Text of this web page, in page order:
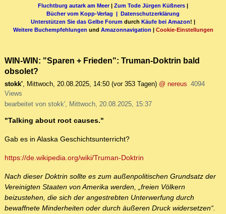
Fluchtburg autark am Meer| Zum Tode Jürgen Küßners |
Bücher vom Kopp-Verlag | Datenschutzerklärung
Unterstützen Sie das Gelbe Forum durch Käufe bei Amazon! |
Weitere Buchempfehlungen und Amazonnavigation | Cookie-Einstellungen
WIN-WIN: "Sparen + Frieden": Truman-Doktrin bald
obsolet?
stokk', Mittwoch, 20.08.2025, 14:50 (vor 353 Tagen) @ nereus 4094
Views
bearbeitet von stokk', Mittwoch, 20.08.2025, 15:37
"Talking about root causes."
Gab es in Alaska Geschichtsunterricht?
https://de.wikipedia.org/wiki/Truman-Doktrin
Nach dieser Doktrin sollte es zum außenpolitischen Grundsatz der
Vereinigten Staaten von Amerika werden, „freien Völkern
beizustehen, die sich der angestrebten Unterwerfung durch
bewaffnete Minderheiten oder durch äußeren Druck widersetzen“.